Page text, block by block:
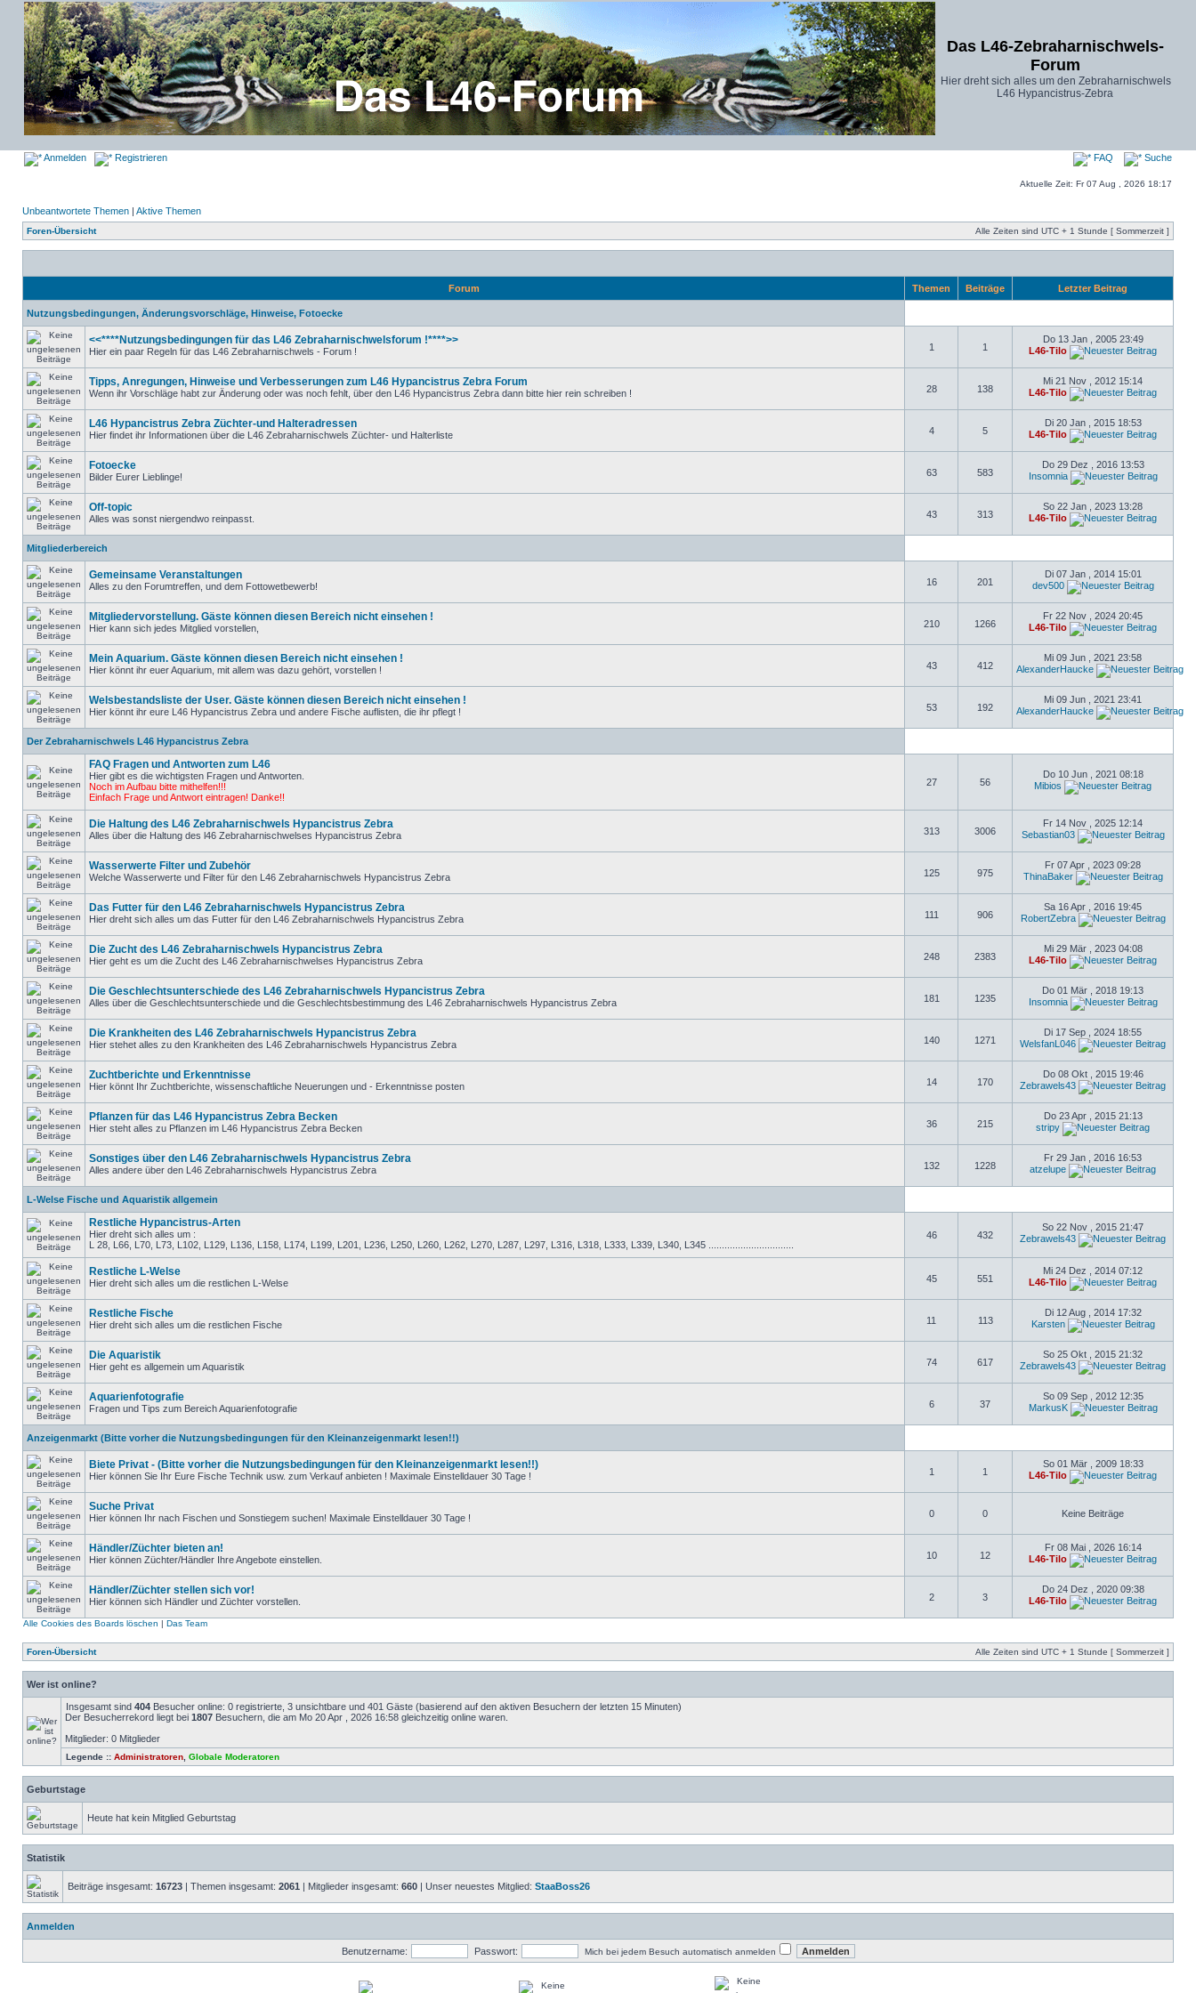
Das L46-Zebraharnischwels-
Forum
Hier dreht sich alles um den Zebraharnischwels
L46 Hypancistrus-Zebra
Anmelden Registrieren FAQ Suche
Aktuelle Zeit: Fr 07 Aug , 2026 18:17
Unbeantwortete Themen | Aktive Themen
Foren-Übersicht Alle Zeiten sind UTC + 1 Stunde [ Sommerzeit ]
Forum Themen Beiträge Letzter Beitrag
Nutzungsbedingungen, Änderungsvorschläge, Hinweise, Fotoecke
<<****Nutzungsbedingungen für das L46 Zebraharnischwelsforum !****>>
Hier ein paar Regeln für das L46 Zebraharnischwels - Forum ! 1 1
Do 13 Jan , 2005 23:49
L46-Tilo
Tipps, Anregungen, Hinweise und Verbesserungen zum L46 Hypancistrus Zebra Forum
Wenn ihr Vorschläge habt zur Änderung oder was noch fehlt, über den L46 Hypancistrus Zebra dann bitte hier rein schreiben ! 28 138
Mi 21 Nov , 2012 15:14
L46-Tilo
L46 Hypancistrus Zebra Züchter-und Halteradressen
Hier findet ihr Informationen über die L46 Zebraharnischwels Züchter- und Halterliste 4 5
Di 20 Jan , 2015 18:53
L46-Tilo
Fotoecke
Bilder Eurer Lieblinge! 63 583
Do 29 Dez , 2016 13:53
Insomnia
Off-topic
Alles was sonst niergendwo reinpasst. 43 313
So 22 Jan , 2023 13:28
L46-Tilo
Mitgliederbereich
Gemeinsame Veranstaltungen
Alles zu den Forumtreffen, und dem Fottowetbewerb! 16 201
Di 07 Jan , 2014 15:01
dev500
Mitgliedervorstellung. Gäste können diesen Bereich nicht einsehen !
Hier kann sich jedes Mitglied vorstellen, 210 1266
Fr 22 Nov , 2024 20:45
L46-Tilo
Mein Aquarium. Gäste können diesen Bereich nicht einsehen !
Hier könnt ihr euer Aquarium, mit allem was dazu gehört, vorstellen ! 43 412
Mi 09 Jun , 2021 23:58
AlexanderHaucke
Welsbestandsliste der User. Gäste können diesen Bereich nicht einsehen !
Hier könnt ihr eure L46 Hypancistrus Zebra und andere Fische auflisten, die ihr pflegt ! 53 192
Mi 09 Jun , 2021 23:41
AlexanderHaucke
Der Zebraharnischwels L46 Hypancistrus Zebra
FAQ Fragen und Antworten zum L46
Hier gibt es die wichtigsten Fragen und Antworten.
Noch im Aufbau bitte mithelfen!!!
Einfach Frage und Antwort eintragen! Danke!!
27 56
Do 10 Jun , 2021 08:18
Mibios
Die Haltung des L46 Zebraharnischwels Hypancistrus Zebra
Alles über die Haltung des l46 Zebraharnischwelses Hypancistrus Zebra 313 3006
Fr 14 Nov , 2025 12:14
Sebastian03
Wasserwerte Filter und Zubehör
Welche Wasserwerte und Filter für den L46 Zebraharnischwels Hypancistrus Zebra 125 975
Fr 07 Apr , 2023 09:28
ThinaBaker
Das Futter für den L46 Zebraharnischwels Hypancistrus Zebra
Hier dreht sich alles um das Futter für den L46 Zebraharnischwels Hypancistrus Zebra 111 906
Sa 16 Apr , 2016 19:45
RobertZebra
Die Zucht des L46 Zebraharnischwels Hypancistrus Zebra
Hier geht es um die Zucht des L46 Zebraharnischwelses Hypancistrus Zebra 248 2383
Mi 29 Mär , 2023 04:08
L46-Tilo
Die Geschlechtsunterschiede des L46 Zebraharnischwels Hypancistrus Zebra
Alles über die Geschlechtsunterschiede und die Geschlechtsbestimmung des L46 Zebraharnischwels Hypancistrus Zebra 181 1235
Do 01 Mär , 2018 19:13
Insomnia
Die Krankheiten des L46 Zebraharnischwels Hypancistrus Zebra
Hier stehet alles zu den Krankheiten des L46 Zebraharnischwels Hypancistrus Zebra 140 1271
Di 17 Sep , 2024 18:55
WelsfanL046
Zuchtberichte und Erkenntnisse
Hier könnt Ihr Zuchtberichte, wissenschaftliche Neuerungen und - Erkenntnisse posten 14 170
Do 08 Okt , 2015 19:46
Zebrawels43
Pflanzen für das L46 Hypancistrus Zebra Becken
Hier steht alles zu Pflanzen im L46 Hypancistrus Zebra Becken 36 215
Do 23 Apr , 2015 21:13
stripy
Sonstiges über den L46 Zebraharnischwels Hypancistrus Zebra
Alles andere über den L46 Zebraharnischwels Hypancistrus Zebra 132 1228
Fr 29 Jan , 2016 16:53
atzelupe
L-Welse Fische und Aquaristik allgemein
Restliche Hypancistrus-Arten
Hier dreht sich alles um :
L 28, L66, L70, L73, L102, L129, L136, L158, L174, L199, L201, L236, L250, L260, L262, L270, L287, L297, L316, L318, L333, L339, L340, L345 ................................
46 432
So 22 Nov , 2015 21:47
Zebrawels43
Restliche L-Welse
Hier dreht sich alles um die restlichen L-Welse 45 551
Mi 24 Dez , 2014 07:12
L46-Tilo
Restliche Fische
Hier dreht sich alles um die restlichen Fische 11 113
Di 12 Aug , 2014 17:32
Karsten
Die Aquaristik
Hier geht es allgemein um Aquaristik 74 617
So 25 Okt , 2015 21:32
Zebrawels43
Aquarienfotografie
Fragen und Tips zum Bereich Aquarienfotografie 6 37
So 09 Sep , 2012 12:35
MarkusK
Anzeigenmarkt (Bitte vorher die Nutzungsbedingungen für den Kleinanzeigenmarkt lesen!!)
Biete Privat - (Bitte vorher die Nutzungsbedingungen für den Kleinanzeigenmarkt lesen!!)
Hier können Sie Ihr Eure Fische Technik usw. zum Verkauf anbieten ! Maximale Einstelldauer 30 Tage ! 1 1
So 01 Mär , 2009 18:33
L46-Tilo
Suche Privat
Hier können Ihr nach Fischen und Sonstiegem suchen! Maximale Einstelldauer 30 Tage ! 0 0 Keine Beiträge
Händler/Züchter bieten an!
Hier können Züchter/Händler Ihre Angebote einstellen. 10 12
Fr 08 Mai , 2026 16:14
L46-Tilo
Händler/Züchter stellen sich vor!
Hier können sich Händler und Züchter vorstellen. 2 3
Do 24 Dez , 2020 09:38
L46-Tilo
Alle Cookies des Boards löschen | Das Team
Foren-Übersicht Alle Zeiten sind UTC + 1 Stunde [ Sommerzeit ]
Wer ist online?
Insgesamt sind 404 Besucher online: 0 registrierte, 3 unsichtbare und 401 Gäste (basierend auf den aktiven Besuchern der letzten 15 Minuten)
Der Besucherrekord liegt bei 1807 Besuchern, die am Mo 20 Apr , 2026 16:58 gleichzeitig online waren.
Mitglieder: 0 Mitglieder
Legende :: Administratoren Globale Moderatoren
Geburtstage
Heute hat kein Mitglied Geburtstag
Statistik
Beiträge insgesamt: 16723 | Themen insgesamt: 2061 | Mitglieder insgesamt: 660 | Unser neuestes Mitglied: StaaBoss26
Anmelden
Benutzername: Passwort: Mich bei jedem Besuch automatisch anmelden